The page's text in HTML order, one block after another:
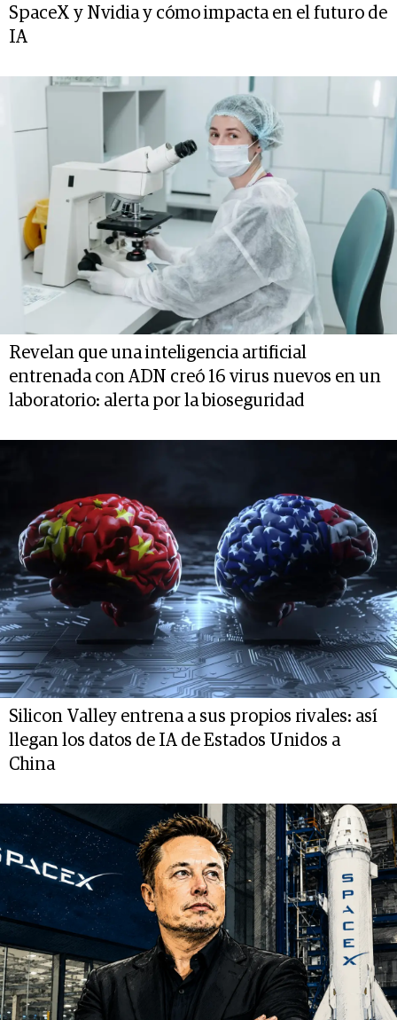
SpaceX y Nvidia y cómo impacta en el futuro de
IA
Revelan que una inteligencia artificial
entrenada con ADN creó 16 virus nuevos en un
laboratorio: alerta por la bioseguridad
Silicon Valley entrena a sus propios rivales: así
llegan los datos de IA de Estados Unidos a
China